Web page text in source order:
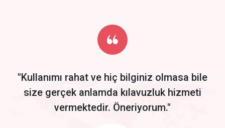
Start by trying our service for 30 days free trial no credit card
required.
"Kullanımı rahat ve hiç bilginiz olmasa bile
size gerçek anlamda kılavuzluk hizmeti
vermektedir. Öneriyorum."